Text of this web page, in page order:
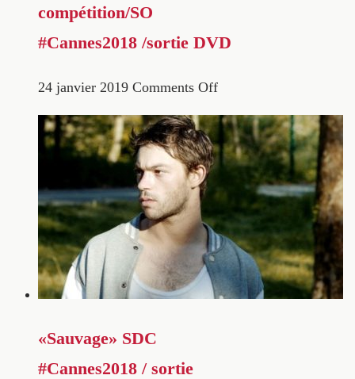
compétition/SO
#Cannes2018 /sortie DVD
24 janvier 2019 Comments Off
«Sauvage» SDC
#Cannes2018 / sortie